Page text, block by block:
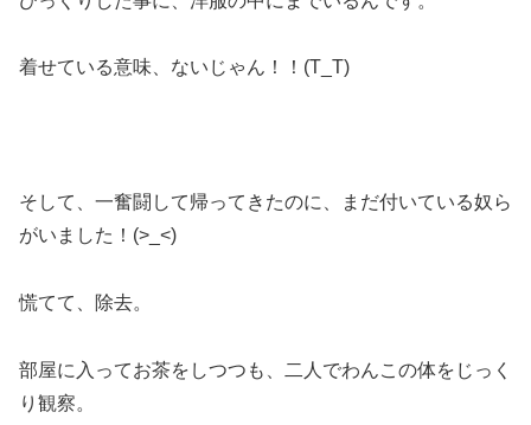
着せている意味、ないじゃん！！(T_T)
そして、一奮闘して帰ってきたのに、まだ付いている奴ら
がいました！(>_<)
慌てて、除去。
部屋に入ってお茶をしつつも、二人でわんこの体をじっく
り観察。